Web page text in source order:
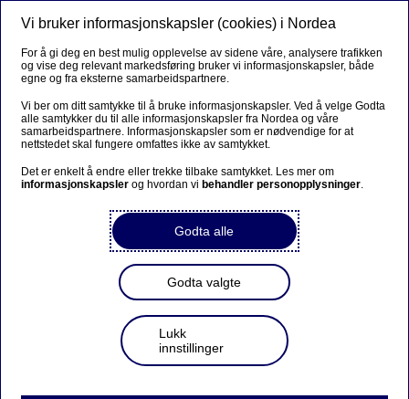
Vi bruker informasjonskapsler (cookies) i Nordea
For å gi deg en best mulig opplevelse av sidene våre, analysere trafikken
og vise deg relevant markedsføring bruker vi informasjonskapsler, både
egne og fra eksterne samarbeidspartnere.
Vi ber om ditt samtykke til å bruke informasjonskapsler. Ved å velge Godta
alle samtykker du til alle informasjonskapsler fra Nordea og våre
samarbeidspartnere. Informasjonskapsler som er nødvendige for at
nettstedet skal fungere omfattes ikke av samtykket.
Det er enkelt å endre eller trekke tilbake samtykket. Les mer om
informasjonskapsler og hvordan vi behandler personopplysninger.
Godta alle
Godta valgte
Lukk
innstillinger